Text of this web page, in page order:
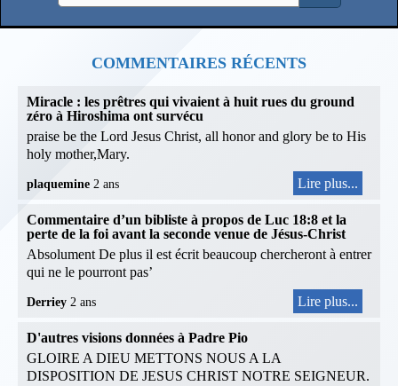
COMMENTAIRES RÉCENTS
Miracle : les prêtres qui vivaient à huit rues du ground
zéro à Hiroshima ont survécu
praise be the Lord Jesus Christ, all honor and glory be to His
holy mother,Mary.
plaquemine 2 ans Lire plus...
Commentaire d’un bibliste à propos de Luc 18:8 et la
perte de la foi avant la seconde venue de Jésus-Christ
Absolument De plus il est écrit beaucoup chercheront à entrer
qui ne le pourront pas’
Derriey 2 ans Lire plus...
D'autres visions données à Padre Pio
GLOIRE A DIEU METTONS NOUS A LA
DISPOSITION DE JESUS CHRIST NOTRE SEIGNEUR.